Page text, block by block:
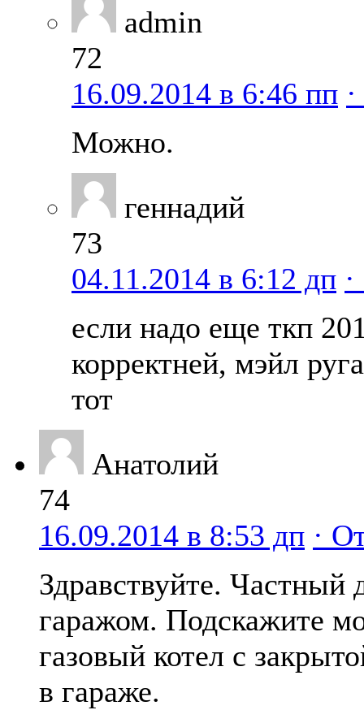
admin
72
16.09.2014 в 6:46 пп
Можно.
геннадий
73
04.11.2014 в 6:12 дп
если надо еще ткп
корректней, мэйл
тот
Анатолий
74
16.09.2014 в 8:53 дп ·
Здравствуйте. Частный
гаражом. Подскажите
газовый котел с
в гараже.